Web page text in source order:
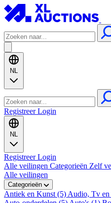
NL
RegistreerLogin
NL
RegistreerLogin
Alle veilingen Categorieën Zelf
Alle veilingen
Categorieën
Antiek en Kunst (5) Audio, Tv en